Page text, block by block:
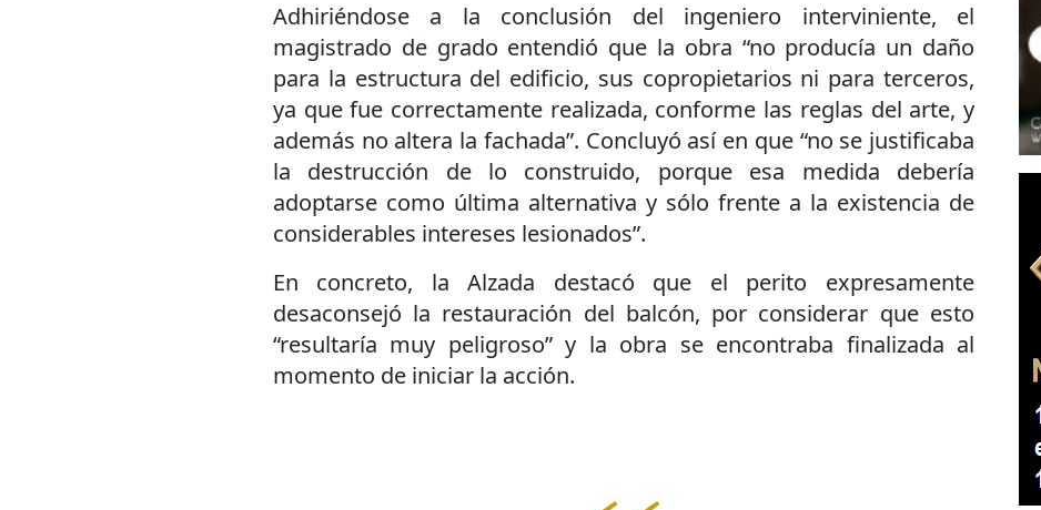
Adhiriéndose a la conclusión del ingeniero interviniente, el
magistrado de grado entendió que la obra “no producía un daño
para la estructura del edificio, sus copropietarios ni para terceros,
ya que fue correctamente realizada, conforme las reglas del arte, y
además no altera la fachada”. Concluyó así en que “no se justificaba
la destrucción de lo construido, porque esa medida debería
adoptarse como última alternativa y sólo frente a la existencia de
considerables intereses lesionados”.
En concreto, la Alzada destacó que el perito expresamente
desaconsejó la restauración del balcón, por considerar que esto
“resultaría muy peligroso” y la obra se encontraba finalizada al
momento de iniciar la acción.